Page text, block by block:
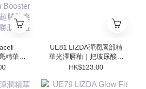
精華霜
2 送
肽爽膚
UE81 LIZDA彈潤唇部精
華光澤唇釉｜把玻尿酸塗
在嘴唇上💧 $123/1 兩支
HK$123.00